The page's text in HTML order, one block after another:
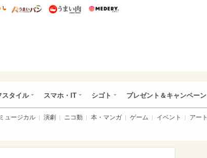
ニー特集
うまいめし うまいパン うまい肉
スタイル スマホ・IT シゴト プレゼント＆キャンペーン
ュージカル 演劇 ニコ動 本・マンガ ゲーム イベント アート